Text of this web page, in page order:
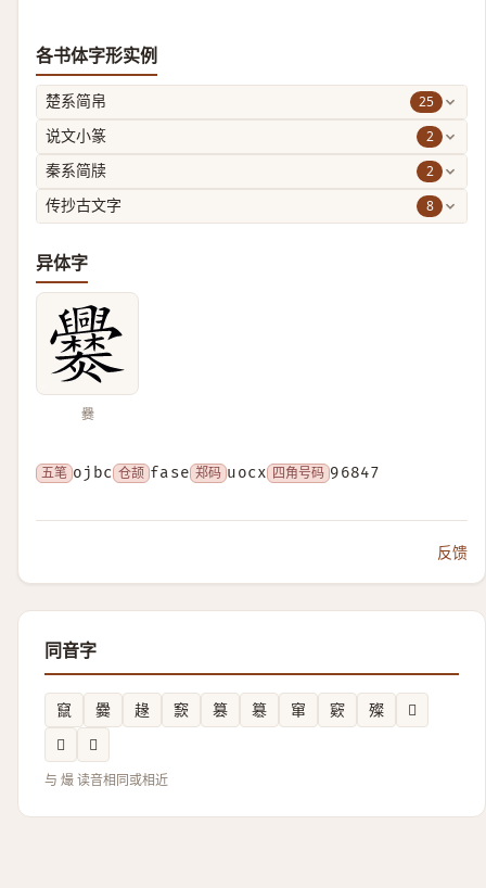
各书体字形实例
楚系简帛 25
说文小篆 2
秦系简牍 2
传抄古文字 8
异体字
爨
五笔 ojbc 仓颉 fase 郑码 uocx 四角号码 96847
反馈
同音字
竄 爨 䞼 窾 篡 簒 窜 窽 殩
𬋡
𤒐
𡚣
与 熶 读音相同或相近